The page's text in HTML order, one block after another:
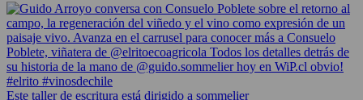
Este taller de escritura está dirigido a sommelier